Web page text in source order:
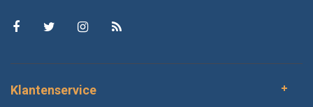
Klantenservice